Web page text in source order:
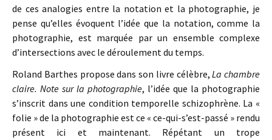
de ces analogies entre la notation et la photographie, je
pense qu’elles évoquent l’idée que la notation, comme la
photographie, est marquée par un ensemble complexe
d’intersections avec le déroulement du temps.
Roland Barthes propose dans son livre célèbre,La chambre
claire. Note sur la photographie, l’idée que la photographie
s’inscrit dans une condition temporelle schizophrène. La «
folie » de la photographie est ce « ce-qui-s’est-passé » rendu
présent ici et maintenant. Répétant un trope